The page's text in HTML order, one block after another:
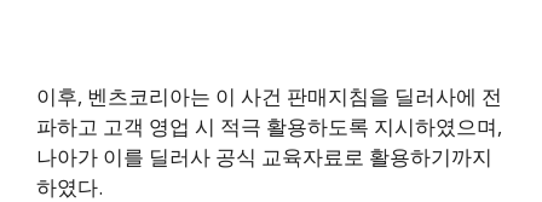
이후, 벤츠코리아는 이 사건 판매지침을 딜러사에 전
파하고 고객 영업 시 적극 활용하도록 지시하였으며,
나아가 이를 딜러사 공식 교육자료로 활용하기까지
하였다.